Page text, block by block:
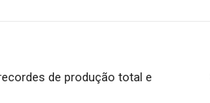
de produção total e